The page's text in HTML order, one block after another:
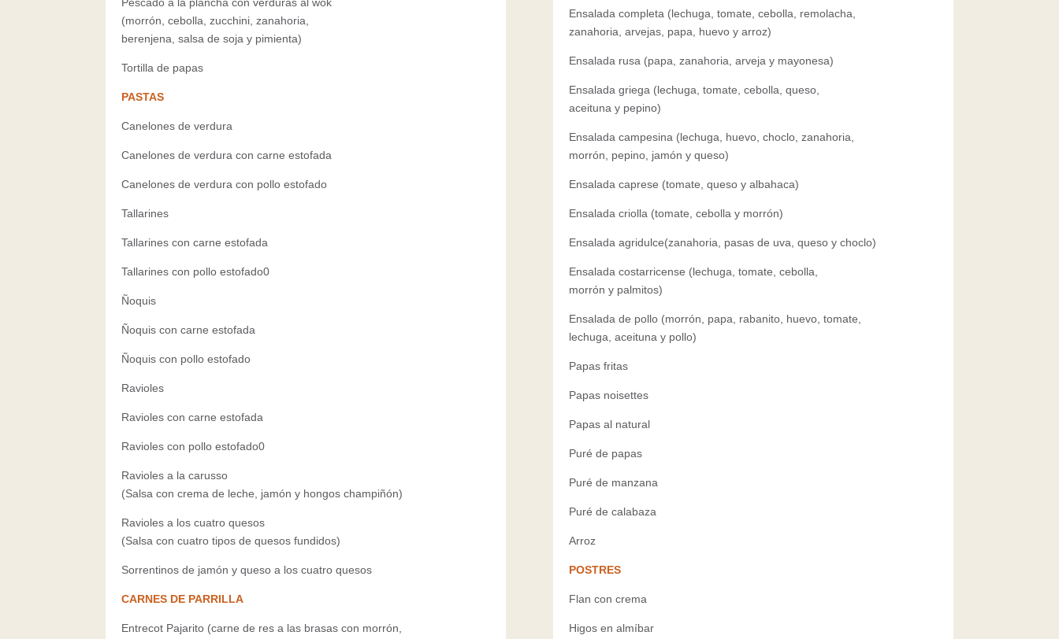
(morrón, cebolla, zucchini, zanahoria,
berenjena, salsa de soja y pimienta)
Tortilla de papas
PASTAS
Canelones de verdura
Canelones de verdura con carne estofada
Canelones de verdura con pollo estofado
Tallarines
Tallarines con carne estofada
Tallarines con pollo estofado0
Ñoquis
Ñoquis con carne estofada
Ñoquis con pollo estofado
Ravioles
Ravioles con carne estofada
Ravioles con pollo estofado0
Ravioles a la carusso
(Salsa con crema de leche, jamón y hongos champiñón)
Ravioles a los cuatro quesos
(Salsa con cuatro tipos de quesos fundidos)
Sorrentinos de jamón y queso a los cuatro quesos
CARNES DE PARRILLA
Entrecot Pajarito (carne de res a las brasas con morrón,
Ensalada completa (lechuga, tomate, cebolla, remolacha,
zanahoria, arvejas, papa, huevo y arroz)
Ensalada rusa (papa, zanahoria, arveja y mayonesa)
Ensalada griega (lechuga, tomate, cebolla, queso,
aceituna y pepino)
Ensalada campesina (lechuga, huevo, choclo, zanahoria,
morrón, pepino, jamón y queso)
Ensalada caprese (tomate, queso y albahaca)
Ensalada criolla (tomate, cebolla y morrón)
Ensalada agridulce(zanahoria, pasas de uva, queso y choclo)
Ensalada costarricense (lechuga, tomate, cebolla,
morrón y palmitos)
Ensalada de pollo (morrón, papa, rabanito, huevo, tomate,
lechuga, aceituna y pollo)
Papas fritas
Papas noisettes
Papas al natural
Puré de papas
Puré de manzana
Puré de calabaza
Arroz
POSTRES
Flan con crema
Higos en almíbar